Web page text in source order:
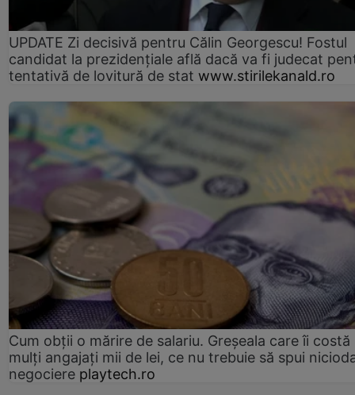
UPDATE Zi decisivă pentru Călin Georgescu! Fostul
candidat la prezidențiale află dacă va fi judecat
tentativă de lovitură de stat www.stirilekanald.ro
Cum obții o mărire de salariu. Greșeala care îi costă
mulți angajați mii de lei, ce nu trebuie să spui
negociere playtech.ro